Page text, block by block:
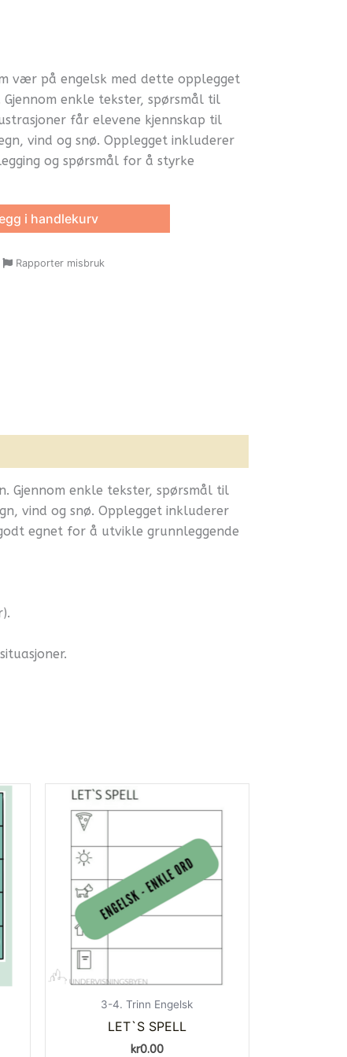
vær på engelsk med dette opplegget
enkle tekster, spørsmål til
får elevene kjennskap til
vind og snø. Opplegget inkluderer
og spørsmål for å styrke
i handlekurv
Share
Rapporter misbruk
Gjennom enkle tekster, spørsmål til
vind og snø. Opplegget inkluderer
egnet for å utvikle grunnleggende
3-4. Trinn Engelsk
LET`S SPELL
kr0.00